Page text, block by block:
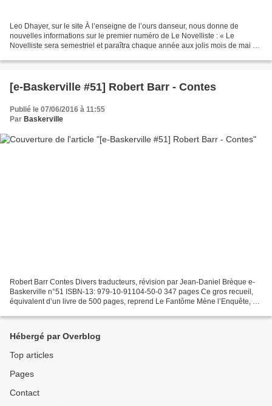
Leo Dhayer, sur le site À l’enseigne de l’ours danseur, nous donne de
nouvelles informations sur le premier numéro de Le Novelliste : « Le
Novelliste sera semestriel et paraîtra chaque année aux jolis mois de mai et
[e-Baskerville #51] Robert Barr - Contes
Publié le 07/06/2016 à 11:55
Par Baskerville
Robert Barr Contes Divers traducteurs, révision par Jean-Daniel Brèque e-
Baskerville n°51 ISBN-13: 979-10-91104-50-0 347 pages Ce gros recueil,
équivalent d’un livre de 500 pages, reprend Le Fantôme Mène l’Enquête, Le
Hébergé par Overblog
Top articles
Pages
Contact